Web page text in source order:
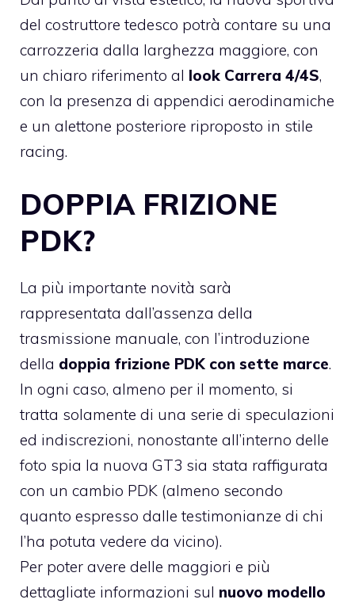
del costruttore tedesco potrà contare su una
carrozzeria dalla larghezza maggiore, con
un chiaro riferimento al look Carrera 4/4S,
con la presenza di appendici aerodinamiche
e un alettone posteriore riproposto in stile
racing.
DOPPIA FRIZIONE
PDK?
La più importante novità sarà
rappresentata dall’assenza della
trasmissione manuale, con l’introduzione
della doppia frizione PDK con sette marce.
In ogni caso, almeno per il momento, si
tratta solamente di una serie di speculazioni
ed indiscrezioni, nonostante all’interno delle
foto spia la nuova GT3 sia stata raffigurata
con un cambio PDK (almeno secondo
quanto espresso dalle testimonianze di chi
l’ha potuta vedere da vicino).
Per poter avere delle maggiori e più
dettagliate informazioni sul nuovo modello